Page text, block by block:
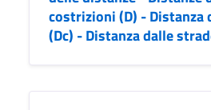
costrizioni (D) - Distanza
(Dc) - Distanza dalle